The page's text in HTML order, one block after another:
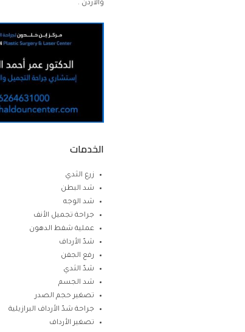
والاردن .
الخدمات
زرع الثدي
شد البطن
شد الوجه
جراحة تجميل الأنف
عملية شفط الدهون
شدّ الأرداف
رفع الجفن
شدّ الثدي
شد الجسم
تصغير حجم الصدر
جراحة شدّ الأرداف البرازيلية
تصغير الأرداف